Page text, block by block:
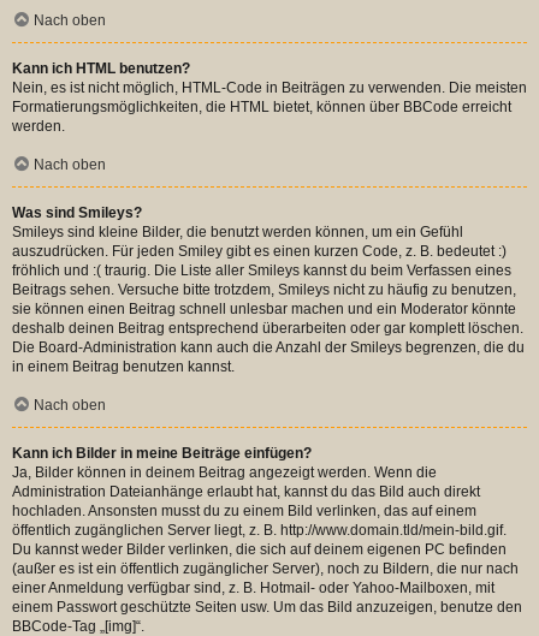
Nach oben
Kann ich HTML benutzen?
Nein, es ist nicht möglich, HTML-Code in Beiträgen zu verwenden. Die meisten
Formatierungsmöglichkeiten, die HTML bietet, können über BBCode erreicht
werden.
Nach oben
Was sind Smileys?
Smileys sind kleine Bilder, die benutzt werden können, um ein Gefühl
auszudrücken. Für jeden Smiley gibt es einen kurzen Code, z. B. bedeutet :)
fröhlich und :( traurig. Die Liste aller Smileys kannst du beim Verfassen eines
Beitrags sehen. Versuche bitte trotzdem, Smileys nicht zu häufig zu benutzen,
sie können einen Beitrag schnell unlesbar machen und ein Moderator könnte
deshalb deinen Beitrag entsprechend überarbeiten oder gar komplett löschen.
Die Board-Administration kann auch die Anzahl der Smileys begrenzen, die du
in einem Beitrag benutzen kannst.
Nach oben
Kann ich Bilder in meine Beiträge einfügen?
Ja, Bilder können in deinem Beitrag angezeigt werden. Wenn die
Administration Dateianhänge erlaubt hat, kannst du das Bild auch direkt
hochladen. Ansonsten musst du zu einem Bild verlinken, das auf einem
öffentlich zugänglichen Server liegt, z. B. http://www.domain.tld/mein-bild.gif.
Du kannst weder Bilder verlinken, die sich auf deinem eigenen PC befinden
(außer es ist ein öffentlich zugänglicher Server), noch zu Bildern, die nur nach
einer Anmeldung verfügbar sind, z. B. Hotmail- oder Yahoo-Mailboxen, mit
einem Passwort geschützte Seiten usw. Um das Bild anzuzeigen, benutze den
BBCode-Tag „[img]“.